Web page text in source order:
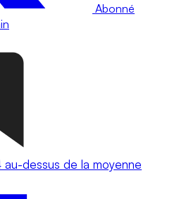
Abonné
dessus de la moyenne